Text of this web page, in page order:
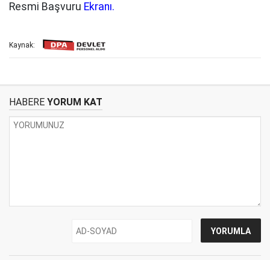
Resmi Başvuru Ekranı.
Kaynak:
HABERE YORUM KAT